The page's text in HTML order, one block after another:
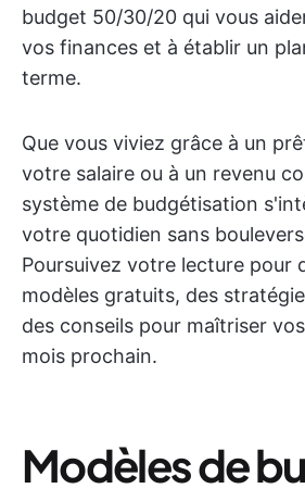
budget 50/30/20 qui vous
vos finances et à établir un
terme.
Que vous viviez grâce à un
votre salaire ou à un revenu
système de budgétisation
votre quotidien sans
Poursuivez votre lecture pour
modèles gratuits, des
des conseils pour maîtriser
mois prochain.
Modèles de